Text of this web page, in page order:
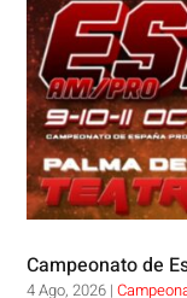
Campeonato de
4 Ago, 2026 |